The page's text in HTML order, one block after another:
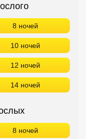
8 ночей
10 ночей
12 ночей
14 ночей
8 ночей